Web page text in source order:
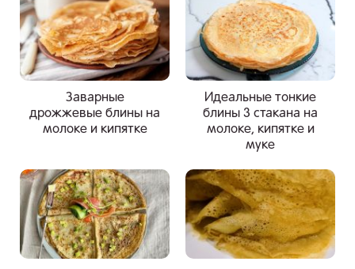
Заварные
дрожжевые блины на
молоке и кипятке
Идеальные тонкие
блины 3 стакана на
молоке, кипятке и
муке